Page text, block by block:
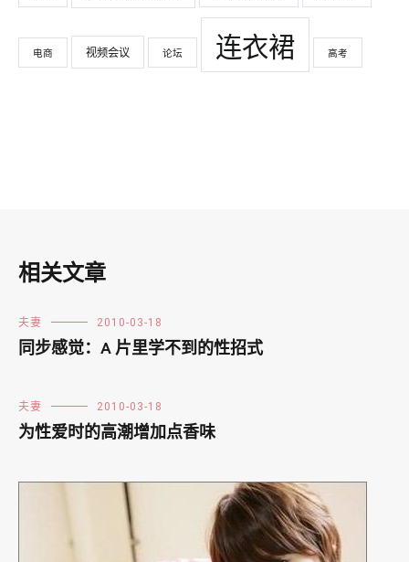
电商 视频会议 论坛 连衣裙 高考
相关文章
夫妻 2010-03-18
同步感觉：A 片里学不到的性招式
夫妻 2010-03-18
为性爱时的高潮增加点香味